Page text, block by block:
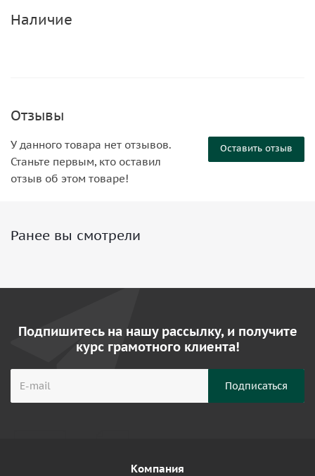
Наличие
Отзывы
Оставить отзыв
У данного товара нет отзывов.
Станьте первым, кто оставил
отзыв об этом товаре!
Ранее вы смотрели
Подпишитесь на нашу рассылку, и получите
курс грамотного клиента!
Компания